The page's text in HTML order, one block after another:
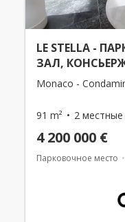
LE STELLA -
ЗАЛ,
Monaco -
91 m² 2
4 200 000 €
Парковочное место